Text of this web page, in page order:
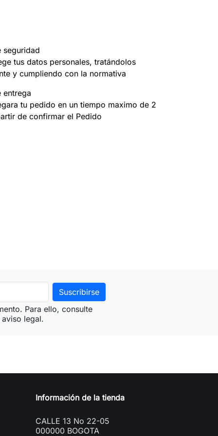
seguridad
tus datos personales, tratándolos
y cumpliendo con la normativa
entrega
tu pedido en un tiempo maximo de 2
de confirmar el Pedido
Para ello, consulte
legal.
Información de la tienda
CALLE 13 No 22-05
000000 BOGOTA